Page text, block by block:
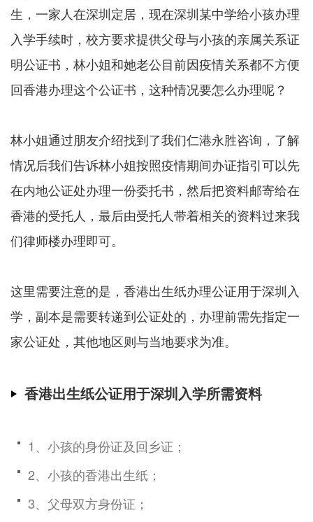
生，一家人在深圳定居，现在深圳某中学给小孩办理
入学手续时，校方要求提供父母与小孩的亲属关系证
明公证书，林小姐和她老公目前因疫情关系都不方便
回香港办理这个公证书，这种情况要怎么办理呢？
林小姐通过朋友介绍找到了我们仁港永胜咨询，了解
情况后我们告诉林小姐按照疫情期间办证指引可以先
在内地公证处办理一份委托书，然后把资料邮寄给在
香港的受托人，最后由受托人带着相关的资料过来我
们律师楼办理即可。
这里需要注意的是，香港出生纸办理公证用于深圳入
学，副本是需要转递到公证处的，办理前需先指定一
家公证处，其他地区则与当地要求为准。
香港出生纸公证用于深圳入学所需资料
1、小孩的身份证及回乡证；
2、小孩的香港出生纸；
3、父母双方身份证；